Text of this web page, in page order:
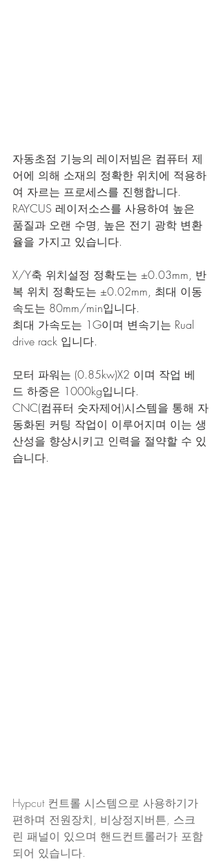
자동초점 기능의 레이저빔은 컴퓨터 제
어에 의해 소재의 정확한 위치에 적용하
여 자르는 프로세스를 진행합니다.
RAYCUS 레이저소스를 사용하여 높은
품질과 오랜 수명, 높은 전기 광학 변환
율을 가지고 있습니다.
X/Y축 위치설정 정확도는 ±0.03mm, 반
복 위치 정확도는 ±0.02mm, 최대 이동
속도는 80mm/min입니다.
최대 가속도는 1G이며 변속기는 Rual
drive rack 입니다.
모터 파워는 (0.85kw)X2 이며 작업 베
드 하중은 1000kg입니다.
CNC(컴퓨터 숫자제어)시스템을 통해 자
동화된 커팅 작업이 이루어지며 이는 생
산성을 향상시키고 인력을 절약할 수 있
습니다.
Hypcut 컨트롤 시스템으로 사용하기가
편하며 전원장치, 비상정지버튼, 스크
린 패널이 있으며 핸드컨트롤러가 포함
되어 있습니다.